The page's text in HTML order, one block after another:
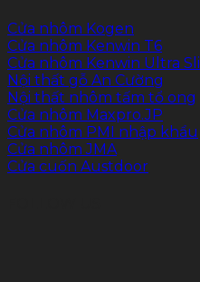
Cửa nhôm Kogen
Cửa nhôm Kenwin T6
Cửa nhôm Kenwin Ultra
Nội thất gỗ An Cường
Nội thất nhôm tấm tổ ong
Cửa nhôm Maxpro.JP
Cửa nhôm PMI nhập khẩu
Cửa nhôm JMA
Cửa cuốn Austdoor